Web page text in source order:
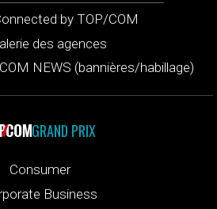
by TOP/COM
des agences
NEWS (bannières/habillage)
GRAND PRIX
Consumer
Business